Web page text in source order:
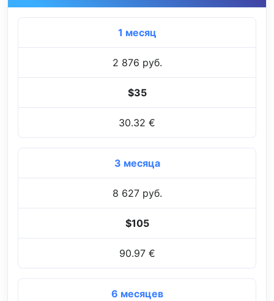
1 месяц
2 876 руб.
$35
30.32 €
3 месяца
8 627 руб.
$105
90.97 €
6 месяцев